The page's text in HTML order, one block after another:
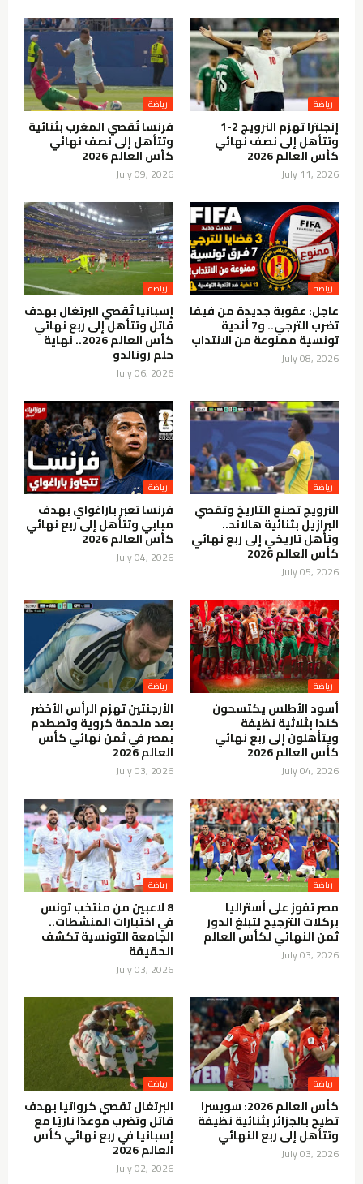
رياضة
إنجلترا تهزم النرويج 2-1
وتتأهل إلى نصف نهائي
كأس العالم 2026
July 11, 2026
رياضة
فرنسا تُقصي المغرب بثنائية
وتتأهل إلى نصف نهائي
كأس العالم 2026
July 09, 2026
رياضة
عاجل: عقوبة جديدة من فيفا
تضرب الترجي.. و7 أندية
تونسية ممنوعة من الانتداب
July 08, 2026
رياضة
إسبانيا تُقصي البرتغال بهدف
قاتل وتتأهل إلى ربع نهائي
كأس العالم 2026.. نهاية
حلم رونالدو
July 06, 2026
رياضة
النرويج تصنع التاريخ وتقصي
البرازيل بثنائية هالاند..
وتأهل تاريخي إلى ربع نهائي
كأس العالم 2026
July 05, 2026
رياضة
فرنسا تعبر باراغواي بهدف
مبابي وتتأهل إلى ربع نهائي
كأس العالم 2026
July 04, 2026
رياضة
أسود الأطلس يكتسحون
كندا بثلاثية نظيفة
ويتأهلون إلى ربع نهائي
كأس العالم 2026
July 04, 2026
رياضة
الأرجنتين تهزم الرأس الأخضر
بعد ملحمة كروية وتصطدم
بمصر في ثمن نهائي كأس
العالم 2026
July 03, 2026
رياضة
مصر تفوز على أستراليا
بركلات الترجيح لتبلغ الدور
ثمن النهائي لكأس العالم
July 03, 2026
رياضة
8 لاعبين من منتخب تونس
في اختبارات المنشطات..
الجامعة التونسية تكشف
الحقيقة
July 03, 2026
رياضة
كأس العالم 2026: سويسرا
تطيح بالجزائر بثنائية نظيفة
وتتأهل إلى ربع النهائي
July 03, 2026
رياضة
البرتغال تقصي كرواتيا بهدف
قاتل وتضرب موعدًا ناريًا مع
إسبانيا في ربع نهائي كأس
العالم 2026
July 02, 2026